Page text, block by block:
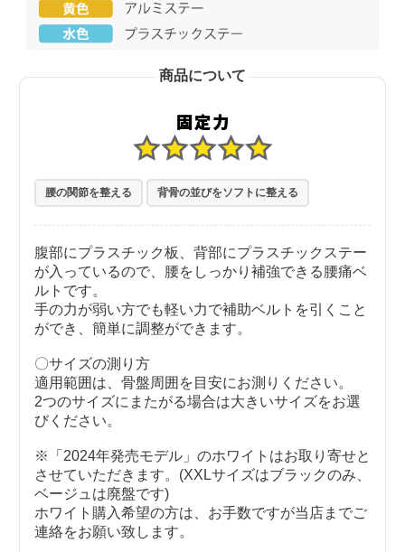
商品について
腰の関節を整える 背骨の並びをソフトに整える
腹部にプラスチック板、背部にプラスチックステー
が入っているので、腰をしっかり補強できる腰痛ベ
ルトです。
手の力が弱い方でも軽い力で補助ベルトを引くこと
ができ、簡単に調整ができます。
〇サイズの測り方
適用範囲は、骨盤周囲を目安にお測りください。
2つのサイズにまたがる場合は大きいサイズをお選
びください。
※「2024年発売モデル」のホワイトはお取り寄せと
させていただきます。(XXLサイズはブラックのみ、
ベージュは廃盤です)
ホワイト購入希望の方は、お手数ですが当店までご
連絡をお願い致します。